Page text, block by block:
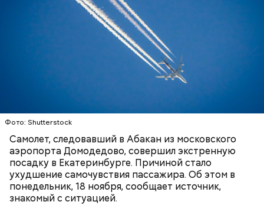
Фото: Shutterstock
Самолет, следовавший в Абакан из московского
аэропорта Домодедово, совершил экстренную
посадку в Екатеринбурге. Причиной стало
ухудшение самочувствия пассажира. Об этом в
понедельник, 18 ноября, сообщает источник,
знакомый с ситуацией.
Первой жертвой Миссюры была его девушка.
Именно на ней молодой человек впервые испытал
химикаты, купленные в интернет-магазине. 13
января 2024 года он подсыпал дихлорэтан в
инсульт. Девушка неделюпровела в коме, а после
выписки из больницы узнала, что Миссюра
оформил на нее несколько кредитов.
Вскоре в качестве главного подозреваемого в
убийстве спортсмена арестовали его 18-летнего
знакомого Надырхана Кадирханова. На допросе он
признал вину и показал следователям, как именно
совершил преступление и где спрятал оружие, из